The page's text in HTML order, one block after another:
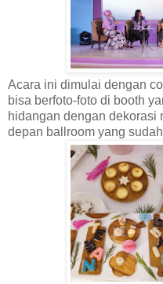
Acara ini dimulai dengan
bisa berfoto-foto di booth
hidangan dengan dekorasi
depan ballroom yang